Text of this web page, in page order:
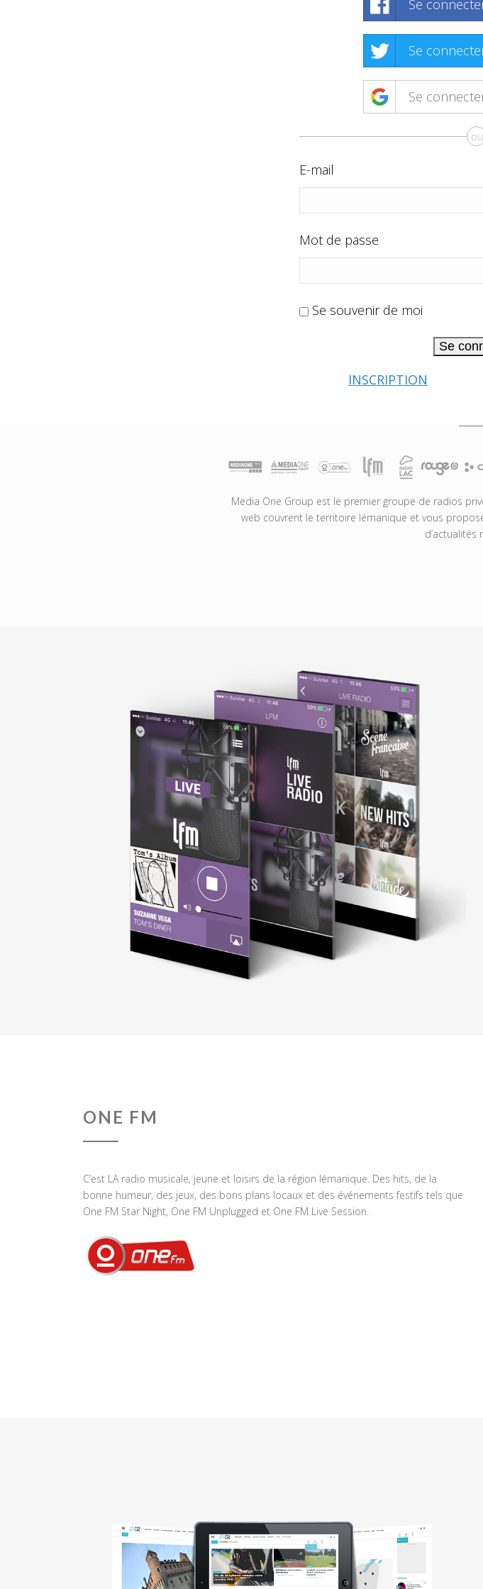
Se
Se
Se
ou
E-mail
Mot de passe
Se souvenir de moi
Se
INSCRIPTION
Media One Group est le premier groupe de radios
web couvrent le territoire lémanique et vous
d’actualités
ONE FM
C’est LA radio musicale, jeune et loisirs de la région lémanique. Des hits, de la
bonne humeur, des jeux, des bons plans locaux et des événements festifs tels que
One FM Star Night, One FM Unplugged et One FM Live Session.